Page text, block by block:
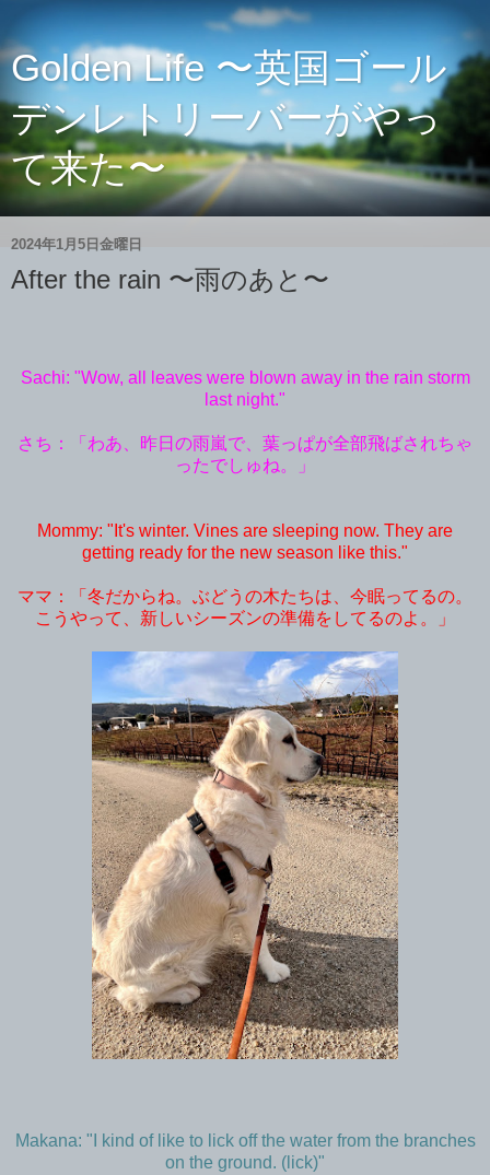
Golden Life 〜英国ゴール
デンレトリーバーがやっ
て来た〜
2024年1月5日金曜日
After the rain 〜雨のあと〜
Sachi: "Wow, all leaves were blown away in the rain storm
last night."
さち：「わあ、昨日の雨嵐で、葉っぱが全部飛ばされちゃ
ったでしゅね。」
Mommy: "It's winter. Vines are sleeping now. They are
getting ready for the new season like this."
ママ：「冬だからね。ぶどうの木たちは、今眠ってるの。
こうやって、新しいシーズンの準備をしてるのよ。」
Makana: "I kind of like to lick off the water from the branches
on the ground. (lick)"